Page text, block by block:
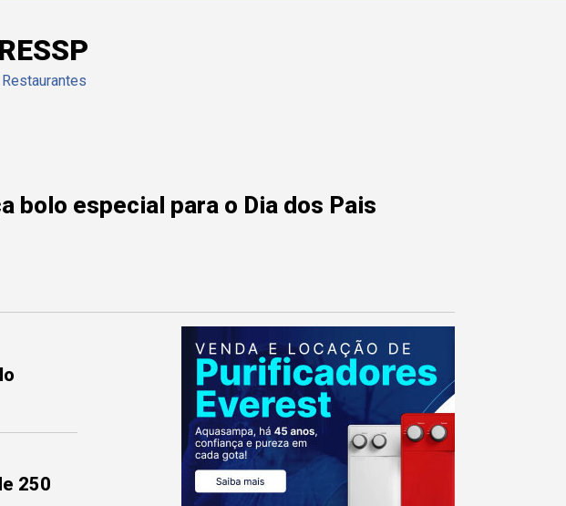
bolo especial para o Dia dos Pais
250